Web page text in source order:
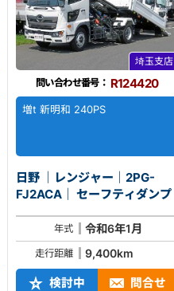
埼玉支店
問い合わせ番号： R124420
増t 新明和 240PS
日野 ｜レンジャー｜2PG-
FJ2ACA｜ セーフティダンプ
年式 令和6年1月
走行距離 9,400km
検討中 問合せ